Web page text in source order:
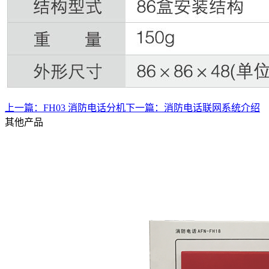
上一篇： FH03 消防电话分机下一篇： 消防电话联网系统介绍
其他产品